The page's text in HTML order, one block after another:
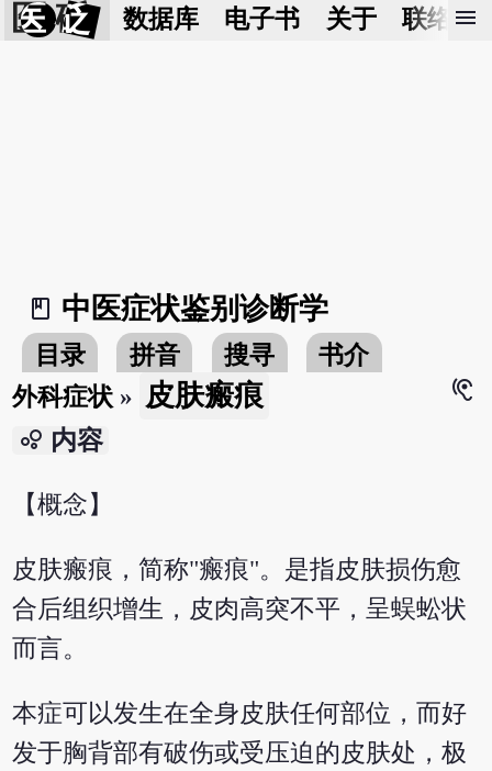
医 砭 数据库 电子书 关于 联络我
menu
book_2
中医症状鉴别诊断学
目录 拼音 搜寻
书介
外科症状 » 皮肤瘢痕
hearing
bubble_chart 内容
【概念】
皮肤瘢痕，简称"瘢痕"。是指皮肤损伤愈
合后组织增生，皮肉高突不平，呈蜈蚣状
而言。
本症可以发生在全身皮肤任何部位，而好
发于胸背部有破伤或受压迫的皮肤处，极